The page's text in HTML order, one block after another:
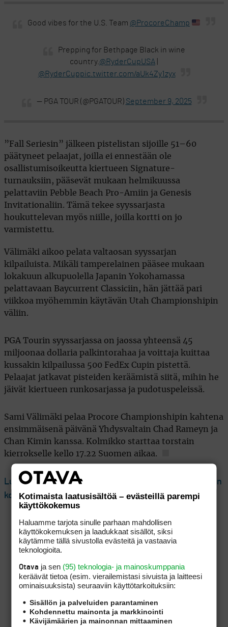
Good vibes for the U.S. Team @ProcoreChamp
Prepping for Bethpage Black in wine
country. @RyderCupUSA
@RyderCuppic.twitter.com/aUk4Zy1zyx
— PGA TOUR (@PGATOUR) September 9, 2025
”Fall Seriesin” jälkeen pistelistan sijoille 51–60
päätyneet pelaajat, joilla ei ennestään ole
osallistumisoikeutta kiertueen Signature-
turnauksiin, pääsevät mukaan helmikuussa
pelattaviin Pebble Beach Pro-Amiin ja Genesis
Invitationaliin. Tämä tekee syyssarjasta
houkuttelevan myös niille, joilla kortti on jo
varmistettu.
Välimäki aikoo pelata valtaosan syyssarjan
kilpailuista. Mikäli tamperelainen pääsee mukaan
lokakuun alkupuolella Japanin Yokohamassa
pelattavaan Baycurrent Classiciin, hän jättää pari
viikkoa myöhemmin käytävän Utah Championshipin
väliin.
PGA Tourin syyssarjassa on jaossa yhteensä 45
miljoonaa dollaria palkintorahaa ja voittaja kuittaa
kussakin kilpailussa 500 FedEx Cupin pistettä.
Pelaajat jatkavat pisteiden keräämistä siitä, mihin he
jäivät kiertueen runkosarjassa ja pudotuspeleissä.
Sami Välimäki pelaa Procore Championshipin kahtena
ensimmäisenä päivänä Yhdysvaltain Chad Rameyn ja
Chan Kimin kanssa. Kolmikko starttaa torstain
kierrokselle kello 17.22 Suomen aikaa.
Lue seuraavaksi: Sami Välimäen huippukiri toi kauden
komeimman sijoituksen ja tulosennätyksen
Kotimaista laatusisältöä – evästeillä parempi
käyttökokemus
Haluamme tarjota sinulle parhaan mahdollisen
käyttökokemuksen ja laadukkaat sisällöt, siksi
käytämme tällä sivustolla evästeitä ja vastaavia
teknologioita.
Otava ja sen (95) teknologia- ja mainoskumppania
keräävät tietoa (esim. vierailemis­tasi sivuista ja laitteesi
ominaisuuk­sista) seuraaviin käyttötarkoituksiin:
Sisällön ja palveluiden parantaminen
Kohdennettu mainonta ja markkinointi
Kävijämäärien ja mainonnan mittaaminen